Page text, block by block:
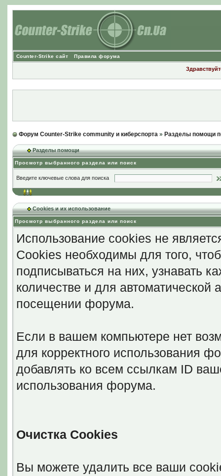
Counter-Strike сайт Правила форума
Форум Counter-Strike community и киберспорта» Разделы помощи
Разделы помощи
Просмотр выбранного раздела или поиск
Введите ключевые слова для поиска
Cookies и их использование
Просмотр выбранного раздела или поиск
Использование cookies не
Cookies необходимы для того,
подписываться на них, узнавать
количестве и для
посещении форума.
Если в вашем компьютере нет
для корректного использования
добавлять ко всем ссылкам ID
использования форума.
Очистка Cookies
Вы можете удалить все ваши